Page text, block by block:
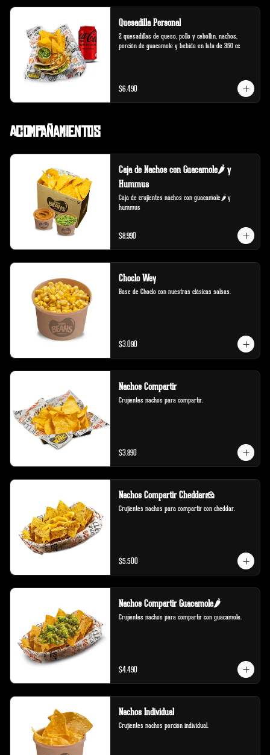
Quesadilla Personal
2 quesadillas de queso, pollo y cebollín, nachos,
porción de guacamole y bebida en lata de 350 cc
$6.490
Acompañamientos
Caja de Nachos con Guacamole🌶️ y
Hummus
Caja de crujientes nachos con guacamole🌶️ y
hummus
$8.990
Choclo Wey
Base de Choclo con nuestras clásicas salsas.
$3.090
Nachos Compartir
Crujientes nachos para compartir.
$3.890
Nachos Compartir Cheddar🧀
Crujientes nachos para compartir con cheddar.
$5.500
Nachos Compartir Guacamole🌶️
Crujientes nachos para compartir con guacamole.
$4.490
Nachos Individual
Crujientes nachos porción individual.